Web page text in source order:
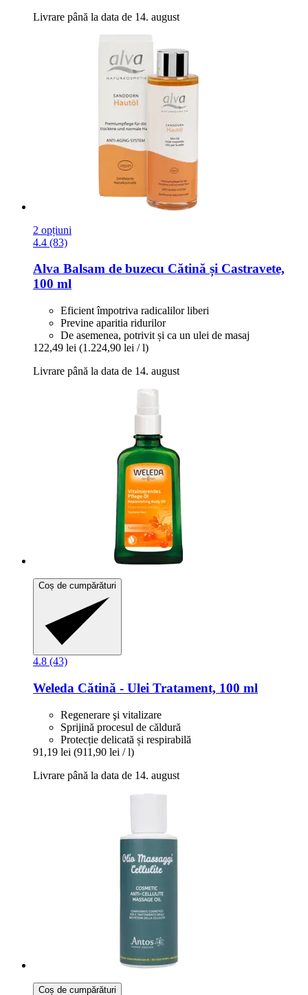
Livrare până la data de 14. august
2 opțiuni
4.4 (83)
Alva Balsam de buzecu Cătină și Castravete,
100 ml
Eficient împotriva radicalilor liberi
Previne aparitia ridurilor
De asemenea, potrivit și ca un ulei de masaj
122,49 lei (1.224,90 lei / l)
Livrare până la data de 14. august
Coș de cumpărături
4.8 (43)
Weleda Cătină -​ Ulei Tratament, 100 ml
Regenerare şi vitalizare
Sprijină procesul de căldură
Protecție delicată și respirabilă
91,19 lei (911,90 lei / l)
Livrare până la data de 14. august
Coș de cumpărături